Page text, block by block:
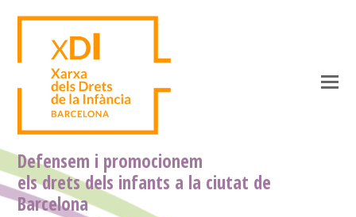
Defensem i promocionem
els drets dels infants a la ciutat de
Barcelona